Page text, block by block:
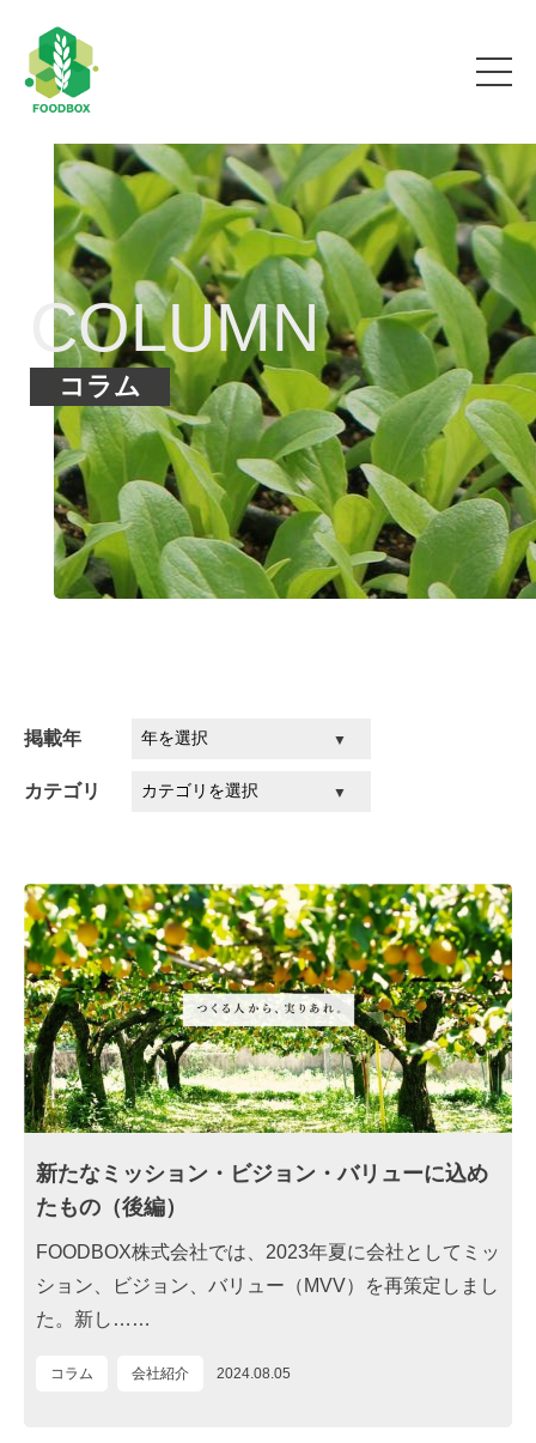
COLUMN
コラム
掲載年
カテゴリ
新たなミッション・ビジョン・バリューに込め
たもの（後編）
FOODBOX株式会社では、2023年夏に会社としてミッ
ション、ビジョン、バリュー（MVV）を再策定しまし
た。新し……
コラム 会社紹介 2024.08.05